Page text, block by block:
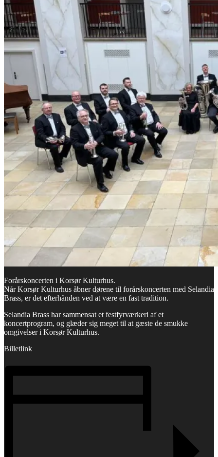
Forårskoncerten i Korsør Kulturhus.
Når Korsør Kulturhus åbner dørene til forårskoncerten med Selandia
Brass, er det efterhånden ved at være en fast tradition.
Selandia Brass har sammensat et festfyrværkeri af et
koncertprogram, og glæder sig meget til at gæste de smukke
omgivelser i Korsør Kulturhus.
Billetlink